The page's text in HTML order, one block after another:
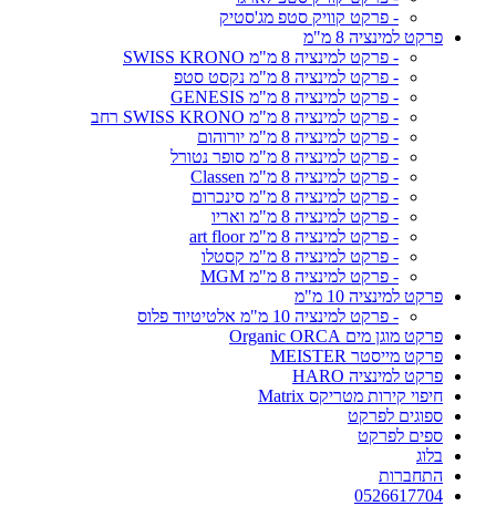
- פרקט קוויק סטפ מג'סטיק
פרקט למינציה 8 מ"מ
- פרקט למינציה 8 מ"מ SWISS KRONO
- פרקט למינציה 8 מ"מ נקסט סטפ
- פרקט למינציה 8 מ"מ GENESIS
- פרקט למינציה 8 מ"מ SWISS KRONO רחב
- פרקט למינציה 8 מ"מ יורוהום
- פרקט למינציה 8 מ"מ סופר נטורל
- פרקט למינציה 8 מ"מ Classen
- פרקט למינציה 8 מ"מ סינכרום
- פרקט למינציה 8 מ"מ ואריו
- פרקט למינציה 8 מ"מ art floor
- פרקט למינציה 8 מ"מ קסטלו
- פרקט למינציה 8 מ"מ MGM
פרקט למינציה 10 מ"מ
- פרקט למינציה 10 מ"מ אלטיטיוד פלוס
פרקט מוגן מים Organic ORCA
פרקט מייסטר MEISTER
פרקט למינציה HARO
חיפוי קירות מטריקס Matrix
ספוגים לפרקט
ספים לפרקט
בלוג
התחברות
0526617704